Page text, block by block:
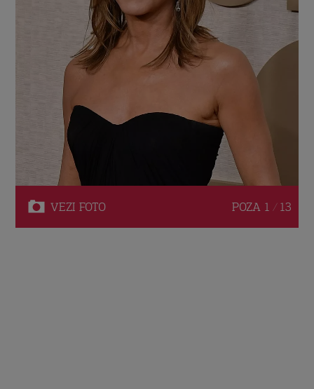
VEZI FOTO POZA 1 / 13